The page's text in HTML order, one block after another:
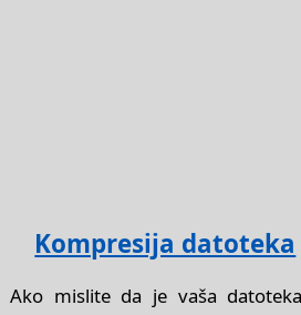
Kompresija datoteka
Ako mislite da je vaša